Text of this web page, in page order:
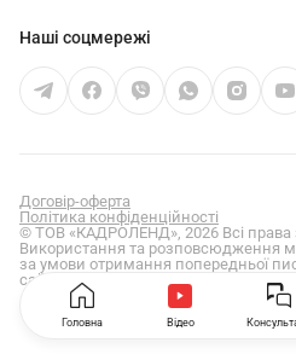
Наші соцмережі
Договір-оферта
Політика конфіденційності
© ТОВ «КАДРОЛЕНД», 2026 Всі права
Використання та розповсюдження
за умови отримання попередньої
сайту
kadroland.com
Головна Відео